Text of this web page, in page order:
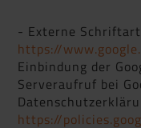
- Externe
https://
Einbindung der
Serveraufruf bei
https://